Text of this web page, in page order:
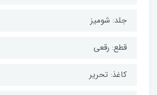
جلد: شومیز
قطع: رقعی
کاغذ: تحریر